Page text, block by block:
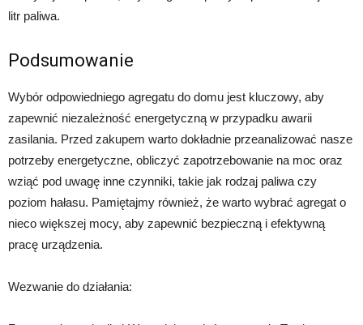
litr paliwa.
Podsumowanie
Wybór odpowiedniego agregatu do domu jest kluczowy, aby
zapewnić niezależność energetyczną w przypadku awarii
zasilania. Przed zakupem warto dokładnie przeanalizować nasze
potrzeby energetyczne, obliczyć zapotrzebowanie na moc oraz
wziąć pod uwagę inne czynniki, takie jak rodzaj paliwa czy
poziom hałasu. Pamiętajmy również, że warto wybrać agregat o
nieco większej mocy, aby zapewnić bezpieczną i efektywną
pracę urządzenia.
Wezwanie do działania: